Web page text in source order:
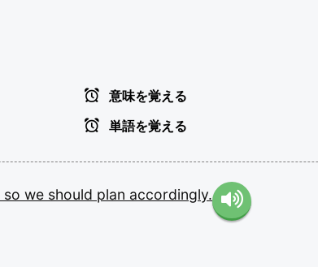
意味を覚える
単語を覚える
so we should plan accordingly.